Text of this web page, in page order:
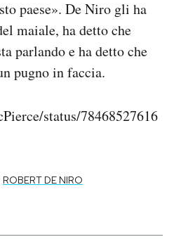
paese». De Niro gli ha
maiale, ha detto che
parlando e ha detto che
pugno in faccia.
status/78468527616
ROBERT DE NIRO